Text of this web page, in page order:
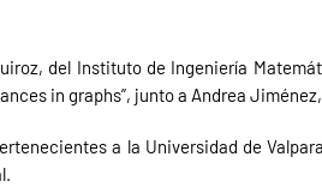
del Instituto de Ingeniería
in graphs”, junto a Andrea
a la Universidad de